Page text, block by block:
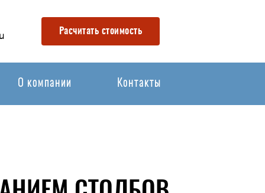
Расчитать стоимость
О компании Контакты